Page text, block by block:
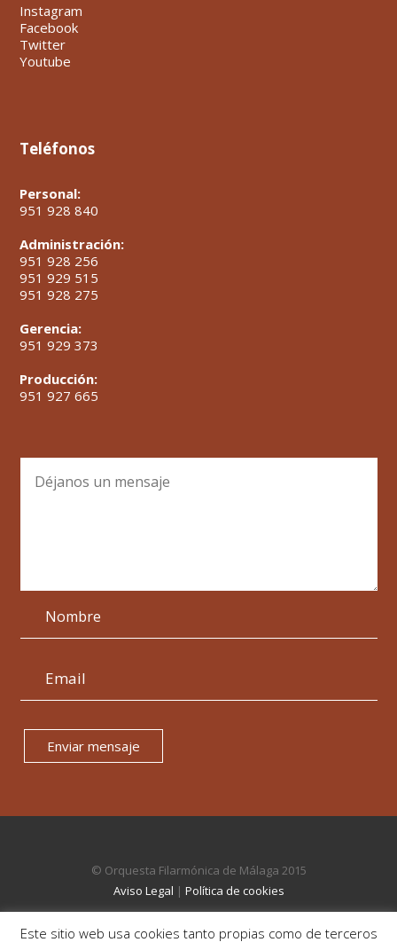
Instagram
Facebook
Twitter
Youtube
Teléfonos
Personal:
951 928 840
Administración:
951 928 256
951 929 515
951 928 275
Gerencia:
951 929 373
Producción:
951 927 665
Enviar mensaje
© Orquesta Filarmónica de Málaga 2015
Aviso Legal | Política de cookies
Este sitio web usa cookies tanto propias como de terceros